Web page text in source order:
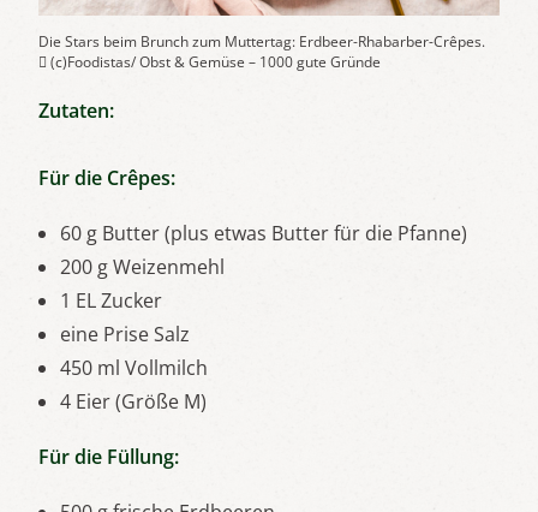
Die Stars beim Brunch zum Muttertag: Erdbeer-Rhabarber-Crêpes.
 (c)Foodistas/ Obst & Gemüse – 1000 gute Gründe
Zutaten:
Für die Crêpes:
60 g Butter (plus etwas Butter für die Pfanne)
200 g Weizenmehl
1 EL Zucker
eine Prise Salz
450 ml Vollmilch
4 Eier (Größe M)
Für die Füllung: